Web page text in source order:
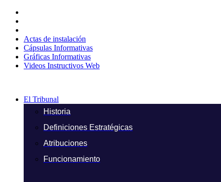
contenido
Actas de instalación
Cápsulas Informativas
Gráficas Informativas
Videos Instructivos Web
El Tribunal
Historia
Definiciones Estratégicas
Atribuciones
Funcionamiento